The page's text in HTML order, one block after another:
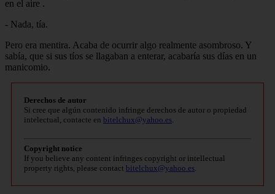
en el aire .
- Nada, tía.
Pero era mentira. Acaba de ocurrir algo realmente asombroso. Y
sabía, que si sus tíos se llagaban a enterar, acabaría sus días en un
manicomio.
Derechos de autor
Si cree que algún contenido infringe derechos de autor o propiedad
intelectual, contacte en bitelchux@yahoo.es
Copyright notice
If you believe any content infringes copyright or intellectual
property rights, please contact bitelchux@yahoo.es